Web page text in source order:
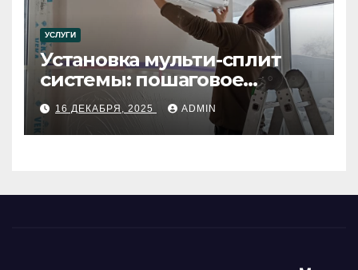
УСЛУГИ
Установка мульти-сплит
системы: пошаговое
руководство
16 ДЕКАБРЯ, 2025 ADMIN